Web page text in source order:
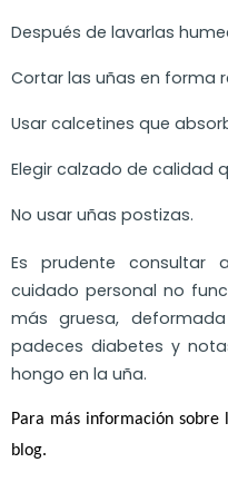
Después de lavarlas
Cortar las uñas en forma
Usar calcetines que
Elegir calzado de calidad
No usar uñas postizas.
Es prudente
cuidado personal no
más gruesa,
padeces diabetes y
hongo en la uña.
Para más información sobre
blog.